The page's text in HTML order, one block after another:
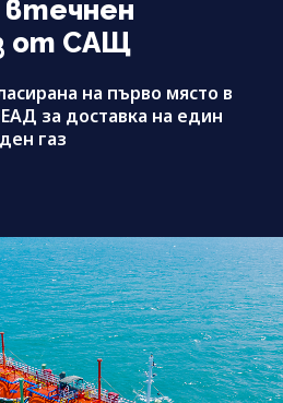
от САЩ
на първо място в
ЕАД за доставка на един
газ